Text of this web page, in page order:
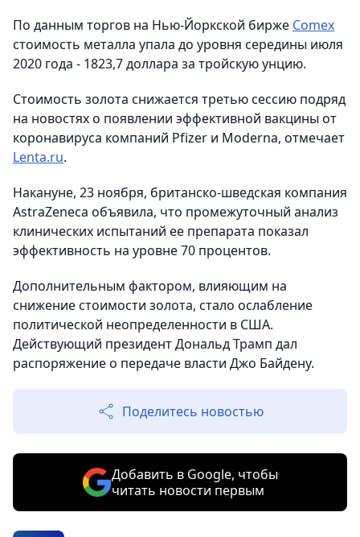
По данным торгов на Нью-Йоркской бирже Comex
стоимость металла упала до уровня середины июля
2020 года - 1823,7 доллара за тройскую унцию.
Стоимость золота снижается третью сессию подряд
на новостях о появлении эффективной вакцины от
коронавируса компаний Pfizer и Moderna, отмечает
Lenta.ru.
Накануне, 23 ноября, британско-шведская компания
AstraZeneca объявила, что промежуточный анализ
клинических испытаний ее препарата показал
эффективность на уровне 70 процентов.
Дополнительным фактором, влияющим на
снижение стоимости золота, стало ослабление
политической неопределенности в США.
Действующий президент Дональд Трамп дал
распоряжение о передаче власти Джо Байдену.
Поделитесь новостью
Добавить в Google, чтобы
читать новости первым